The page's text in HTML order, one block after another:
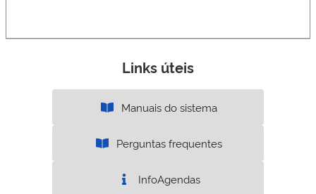
Links úteis
Manuais do sistema
Perguntas frequentes
InfoAgendas